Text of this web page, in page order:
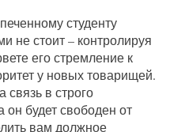
студенту
не стоит – контролируя
его стремление к
у новых товарищей.
связь в строго
будет свободен от
вам должное